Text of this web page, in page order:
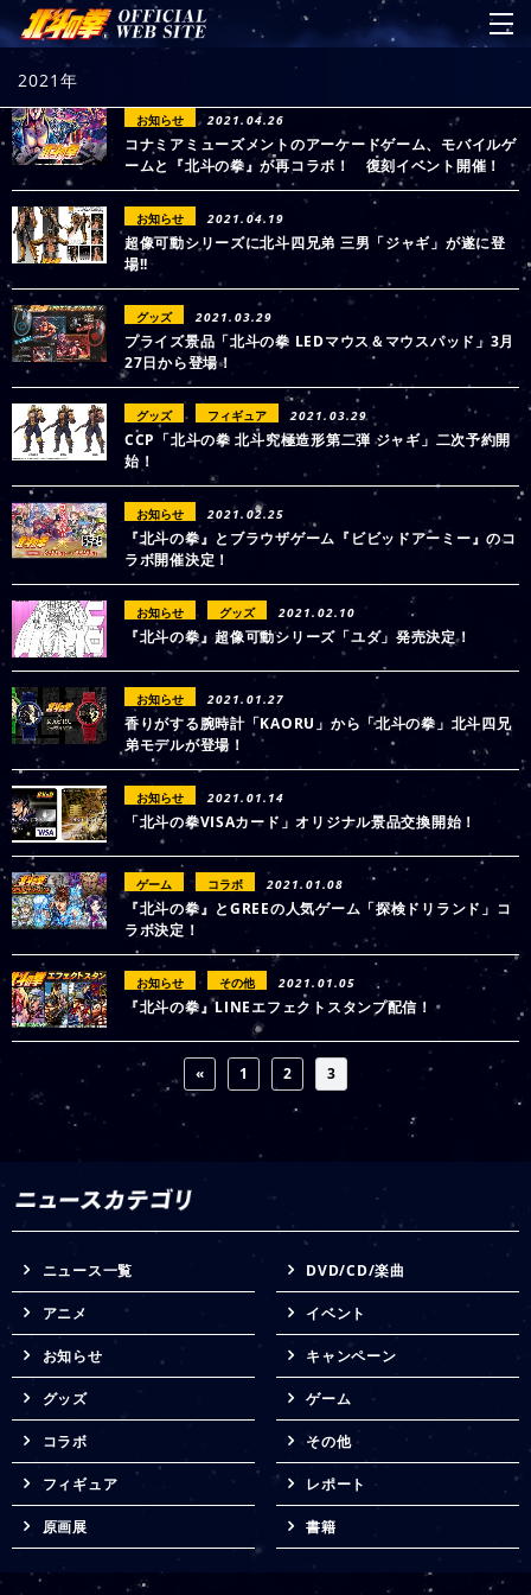
2021年
お知らせ 2021.04.26
コナミアミューズメントのアーケードゲーム、モバイルゲ
ームと『北斗の拳』が再コラボ！ 復刻イベント開催！
お知らせ 2021.04.19
超像可動シリーズに北斗四兄弟 三男「ジャギ」が遂に登
場!!
グッズ 2021.03.29
プライズ景品「北斗の拳 LEDマウス＆マウスパッド」3月
27日から登場！
グッズ フィギュア 2021.03.29
CCP「北斗の拳 北斗究極造形第二弾 ジャギ」二次予約開
始！
お知らせ 2021.02.25
『北斗の拳』とブラウザゲーム『ビビッドアーミー』のコ
ラボ開催決定！
お知らせ グッズ 2021.02.10
『北斗の拳』超像可動シリーズ「ユダ」発売決定！
お知らせ 2021.01.27
香りがする腕時計「KAORU」から「北斗の拳」北斗四兄
弟モデルが登場！
お知らせ 2021.01.14
「北斗の拳VISAカード」オリジナル景品交換開始！
ゲーム コラボ 2021.01.08
『北斗の拳』とGREEの人気ゲーム「探検ドリランド」コ
ラボ決定！
お知らせ その他 2021.01.05
『北斗の拳』LINEエフェクトスタンプ配信！
« 1 2 3
ニュース一覧 DVD/CD/楽曲
アニメ イベント
お知らせ キャンペーン
グッズ ゲーム
コラボ その他
フィギュア レポート
原画展 書籍